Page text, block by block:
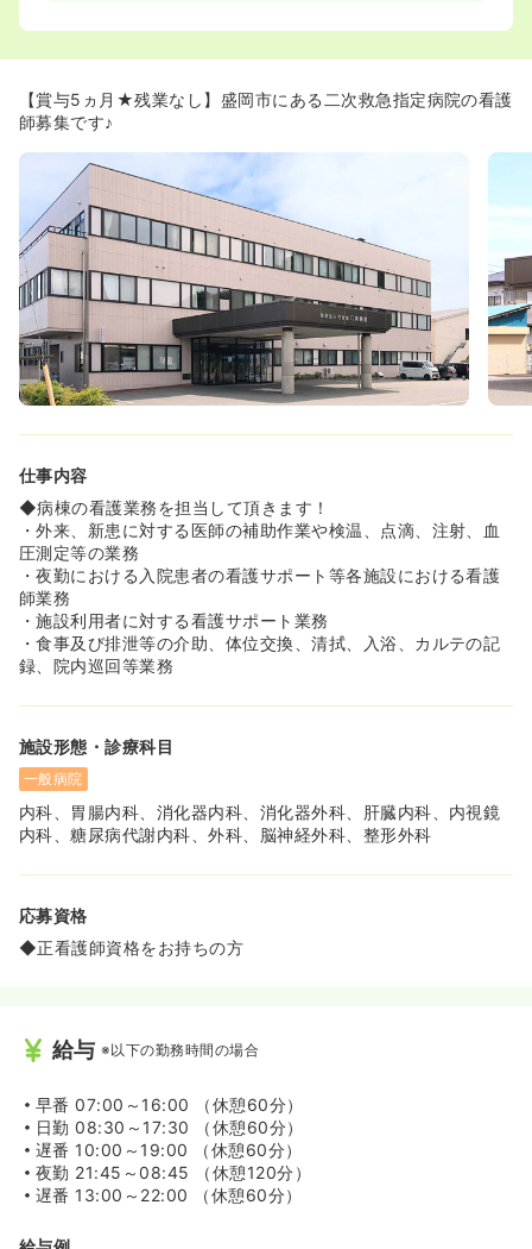
◆幅広い年代の方が働いていて丁寧に指導してくれます。
≪働きやすい環境で長く活躍できる！≫
る環境です。リフレッシュ休暇もあり、心身ともにリフレ
ッシュできます！
◆夜勤は週1回程度でオンコールもありません。看護業務
に集中できる体制が整っています。
≪安心してキャリアを築ける安定基盤！≫
◆勤続3年以上の退職金制度や、再雇用制度（65歳まで）
があり、安心して長く働くことができます。
◆賞与は年2回、前年度実績4.8ヶ月分と安定した収入を得
られます。年収350万円以上を目指せるのも魅力です！
【賞与5ヵ月★残業なし】盛岡市にある二次救急指定病院の看護
師募集です♪
仕事内容
◆病棟の看護業務を担当して頂きます！
・外来、新患に対する医師の補助作業や検温、点滴、注射、血
圧測定等の業務
・夜勤における入院患者の看護サポート等各施設における看護
師業務
・施設利用者に対する看護サポート業務
・食事及び排泄等の介助、体位交換、清拭、入浴、カルテの記
録、院内巡回等業務
施設形態・診療科目
一般病院
内科、胃腸内科、消化器内科、消化器外科、肝臓内科、内視鏡
内科、糖尿病代謝内科、外科、脳神経外科、整形外科
応募資格
◆正看護師資格をお持ちの方
給与 ※以下の勤務時間の場合
早番 07:00～16:00 （休憩60分）
日勤 08:30～17:30 （休憩60分）
遅番 10:00～19:00 （休憩60分）
夜勤 21:45～08:45 （休憩120分）
遅番 13:00～22:00 （休憩60分）